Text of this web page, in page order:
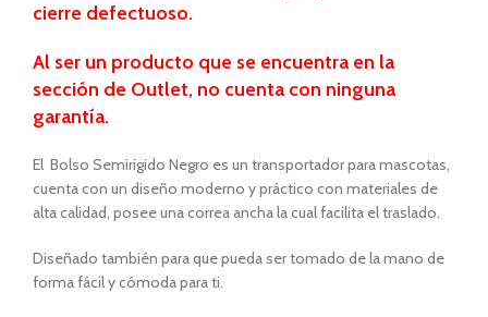
cierre defectuoso.
Al ser un producto que se encuentra en la
sección de Outlet, no cuenta con ninguna
garantía.
El Bolso Semirigido Negro es un transportador para mascotas,
cuenta con un diseño moderno y práctico con materiales de
alta calidad, posee una correa ancha la cual facilita el traslado.
Diseñado también para que pueda ser tomado de la mano de
forma fácil y cómoda para ti.